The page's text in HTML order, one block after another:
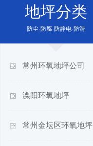
地坪分类
防尘·防腐·防静电·防滑
常州环氧地坪公司
溧阳环氧地坪
常州金坛区环氧地坪